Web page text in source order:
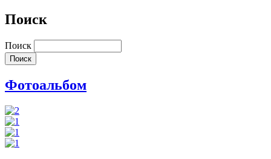
Поиск
Поиск
Фотоальбом